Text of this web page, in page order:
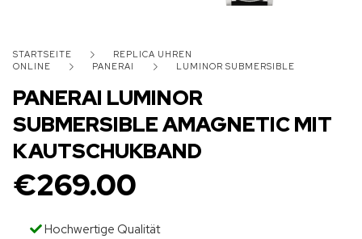
STARTSEITE
REPLICA UHREN
ONLINE
PANERAI LUMINOR SUBMERSIBLE
PANERAI LUMINOR
SUBMERSIBLE AMAGNETIC MIT
KAUTSCHUKBAND
€269.00
Hochwertige Qualität